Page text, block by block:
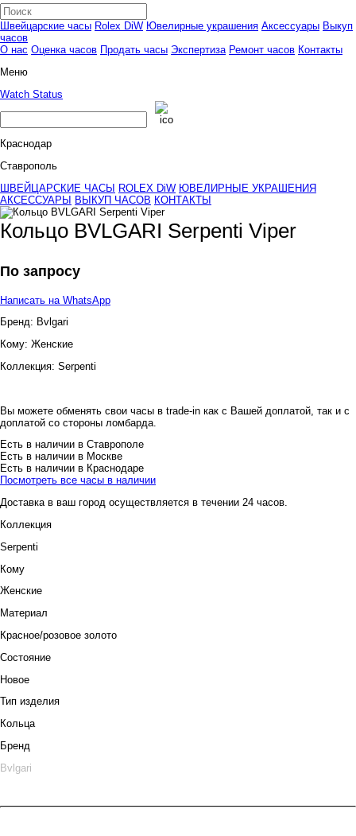
Швейцарские часы Rolex DiW Ювелирные украшения Аксессуары Выкуп
часов
О нас Оценка часов Продать часы Экспертиза Ремонт часов Контакты
Меню
Watch Status
Краснодар
Ставрополь
ШВЕЙЦАРСКИЕ ЧАСЫ
ROLEX DiW ЮВЕЛИРНЫЕ УКРАШЕНИЯ
АКСЕССУАРЫ
ВЫКУП ЧАСОВ КОНТАКТЫ
Кольцо BVLGARI Serpenti Viper
По запросу
Написать на WhatsApp
Бренд: Bvlgari
Кому: Женские
Коллекция: Serpenti
Вы можете обменять свои часы в trade-in как с Вашей доплатой, так и с
доплатой со стороны ломбарда.
Есть в наличии в Ставрополе
Есть в наличии в Москве
Есть в наличии в Краснодаре
Посмотреть все часы в наличии
Доставка в ваш город осуществляется в течении 24 часов.
Коллекция
Serpenti
Кому
Женские
Материал
Красное/розовое золото
Состояние
Новое
Тип изделия
Кольца
Бренд
Bvlgari